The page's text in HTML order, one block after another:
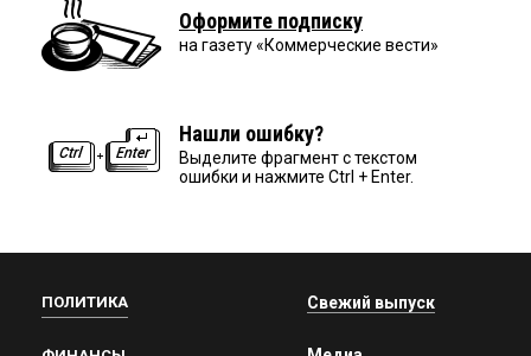
Оформите подписку
на газету «Коммерческие вести»
Нашли ошибку?
Выделите фрагмент с текстом
ошибки и нажмите Ctrl + Enter.
ПОЛИТИКА Свежий выпуск